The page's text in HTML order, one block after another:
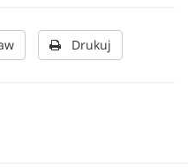
Drukuj